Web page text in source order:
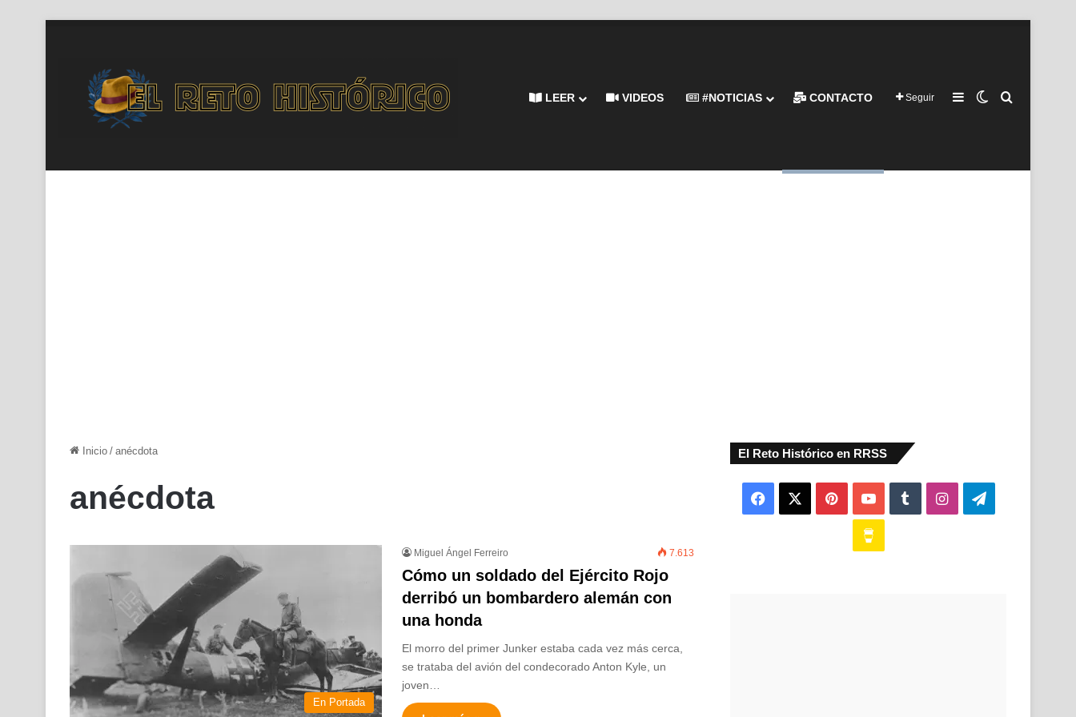
LEER VIDEOS #NOTICIAS CONTACTO Seguir Barra lateral
Switch skin
Inicio / anécdota
anécdota
En Portada
Miguel Ángel Ferreiro 7.613
Cómo un soldado del Ejército Rojo
derribó un bombardero alemán con
una honda
El morro del primer Junker estaba cada vez más cerca,
se trataba del avión del condecorado Anton Kyle, un
joven…
El Reto Histórico en RRSS
Facebook PinterestYouTubeTumblrInstagramTelegram